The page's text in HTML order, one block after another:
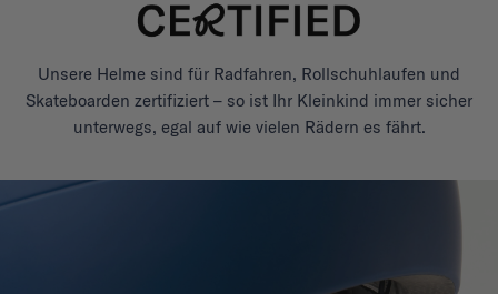
Unsere Helme sind für Radfahren, Rollschuhlaufen und
Skateboarden zertifiziert – so ist Ihr Kleinkind immer sicher
unterwegs, egal auf wie vielen Rädern es fährt.